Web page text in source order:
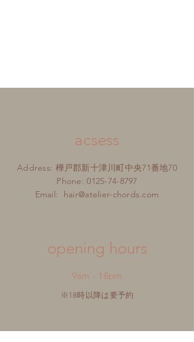
acsess
Address: 樺戸郡新十津川町中央71番地70
Phone:0125-74-8797
Email: hair@atelier-chords.com
​opening hours
9am - 18pm
※18時以降は要予約